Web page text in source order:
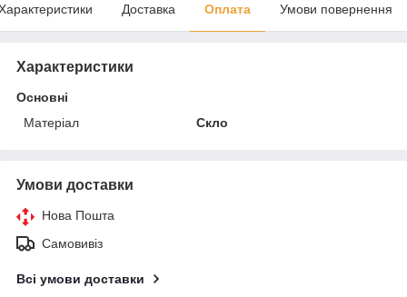
Доставка Оплата Умови повернення
Характеристики
Основні
Матеріал
Скло
Умови доставки
Нова Пошта
Самовивіз
Всі умови доставки